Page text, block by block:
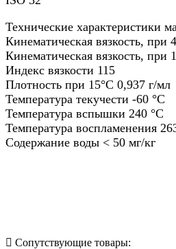
Технические характеристики
Кинематическая вязкость, при
Кинематическая вязкость, при
Индекс вязкости 115
Плотность при 15°C 0,937 г/мл
Температура текучести -60 °C
Температура вспышки 240 °C
Температура воспламенения
Содержание воды < 50 мг/кг
Сопутствующие товары: